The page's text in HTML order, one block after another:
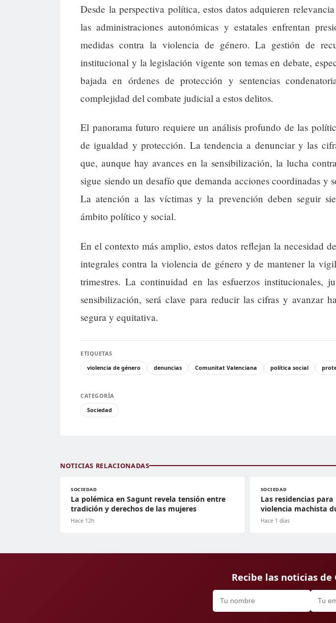
Desde la perspectiva política, estos datos adquieren
las administraciones autonómicas y estatales enfrentan
medidas contra la violencia de género. La gestión de
institucional y la legislación vigente son temas en debate,
bajada en órdenes de protección y sentencias
complejidad del combate judicial a estos delitos.
El panorama futuro requiere un análisis profundo de las
de igualdad y protección. La tendencia a denunciar y las
que, aunque hay avances en la sensibilización, la lucha
sigue siendo un desafío que demanda acciones coordinadas y
La atención a las víctimas y la prevención deben seguir
ámbito político y social.
En el contexto más amplio, estos datos reflejan la necesidad
integrales contra la violencia de género y de mantener la
trimestres. La continuidad en las esfuerzos institucionales,
sensibilización, será clave para reducir las cifras y avanzar
segura y equitativa.
ETIQUETAS
violencia de género
denuncias Comunitat Valenciana política social
CATEGORÍA
Sociedad
NOTICIAS RELACIONADAS
SOCIEDAD
La polémica en Sagunt revela tensión entre
tradición y derechos de las mujeres
Hace 12h
SOCIEDAD
Las residencias
violencia machista
Hace 1 días
Recibe las noticias